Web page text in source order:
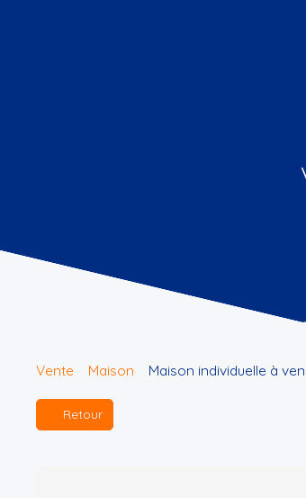
Vente Maison Maison individuelle à
Retour